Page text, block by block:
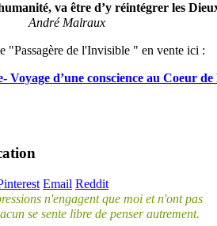
va être d’y réintégrer les
André Malraux
"Passagère de l'Invisible " en vente ici :
Voyage d’une conscience au Coeur
Email Reddit
n'engagent que moi et n'ont pas
se sente libre de penser autrement.